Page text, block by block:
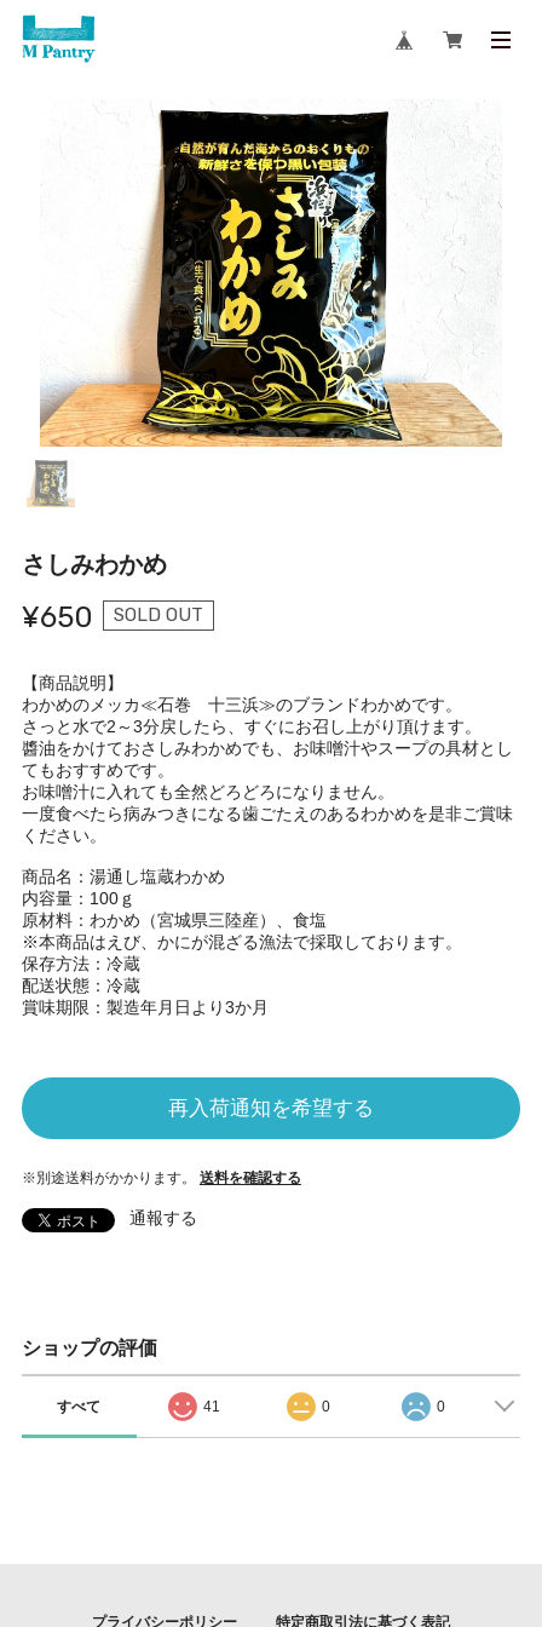
さしみわかめ
¥650 SOLD OUT
【商品説明】
わかめのメッカ≪石巻 十三浜≫のブランドわかめです。
さっと水で2～3分戻したら、すぐにお召し上がり頂けます。
醬油をかけておさしみわかめでも、お味噌汁やスープの具材とし
てもおすすめです。
お味噌汁に入れても全然どろどろになりません。
一度食べたら病みつきになる歯ごたえのあるわかめを是非ご賞味
ください。
商品名：湯通し塩蔵わかめ
内容量：100ｇ
原材料：わかめ（宮城県三陸産）、食塩
※本商品はえび、かにが混ざる漁法で採取しております。
保存方法：冷蔵
配送状態：冷蔵
賞味期限：製造年月日より3か月
再入荷通知を希望する
※別途送料がかかります。 送料を確認する
通報する
ショップの評価
すべて 41 0 0
プライバシーポリシー 特定商取引法に基づく表記